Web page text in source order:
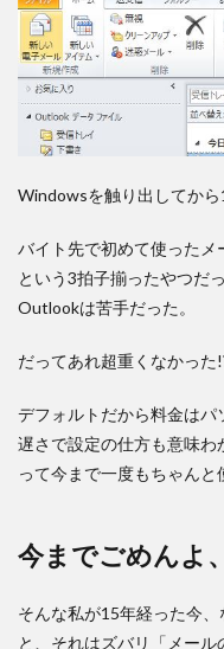
Windowsを触り出してから
バイト先で初めて使った
という3拍子揃ったやつだ
Outlookは苦手だった。
だってあれ超重くなかった
デフォルトだから料金は
遅さで設定の仕方も意味わ
って今まで一度もちゃんと
今までごめんよ
そんな私が15年経った今
と、それはズバリ「メール